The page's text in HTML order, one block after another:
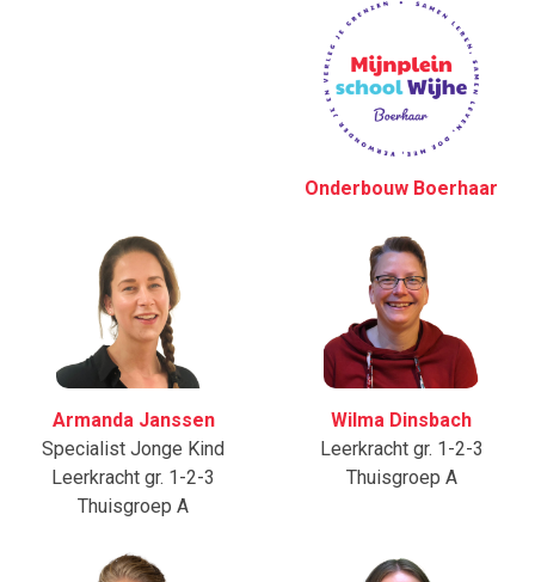
Onderbouw Boerhaar
Armanda Janssen
Specialist Jonge Kind
Leerkracht gr. 1-2-3
Thuisgroep A
Wilma Dinsbach
Leerkracht gr. 1-2-3
Thuisgroep A